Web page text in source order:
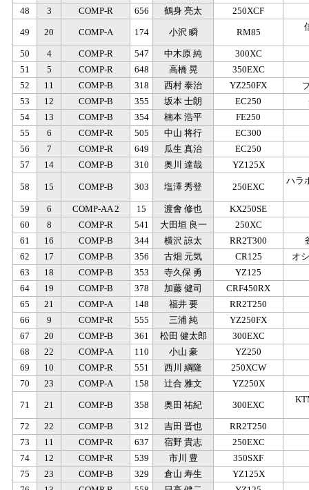
48
3 COMP-R 656 鶴身 亮太 250XCF
49 20 COMP-A 174 小沢 瞬 RM85
50 4 COMP-R 547 中木原 純
300XC
51
5 COMP-R 648 高橋 晃
350EXC
52
11 COMP-B 318 西村 泰治 YZ250FX
53
12 COMP-B 355 坂本 士朗 EC250
54
13 COMP-B 354 楠本 浩平
FE250
55
6 COMP-R 505 中山 将行
EC300
56
7 COMP-R 649 瓜生 真治
EC250
57
14 COMP-B 310 奥川 達哉 YZ125X
58 15 COMP-B 303 塩澤 秀登 250EXC
ハラ
59 6 COMP-AA 2 15 渡會 修也
KX250SE
60
8 COMP-R 541 大田垣 良一 250XC
61
16 COMP-B 344 横沢 諒太 RR2T300
62
17 COMP-B 356 古畑 元気 CR125
オ
63
18 COMP-B 353 寺久保 勇
YZ125
64
19 COMP-B 378 加藤 健司
CRF450RX
65
21 COMP-A 148 福井 要
RR2T250
66
9 COMP-R 555 三浦 純
YZ250FX
67
20 COMP-B 361 松田 健太郎
300EXC
68
22 COMP-A 110 小山 豪
YZ250
69
10 COMP-R 551 西川 綱隆
250XCW
70
23 COMP-A 158 辻合 雅文 YZ250X
71 21 COMP-B 358 奥田 祐紀 300EXC
72 22 COMP-B 312 吉田 晋也
RR2T250
73
11 COMP-R 637 宿野 貴志
250EXC
74
12 COMP-R 539 市川 豊
350SXF
75
23 COMP-B 329 倉山 寿生
YZ125X